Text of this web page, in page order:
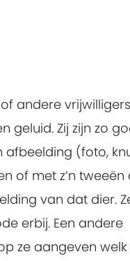
andere
geluid. Zij zijn zo
afbeelding (foto,
of met z’n
van dat dier.
erbij. Een andere
ze aangeven